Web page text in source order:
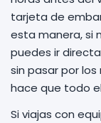
tarjeta de
esta manera, si
puedes ir
sin pasar por
hace que todo
Si viajas con